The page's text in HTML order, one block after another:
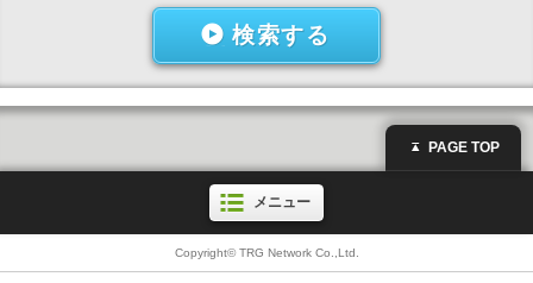
検索する
PAGE TOP
メニュー
Copyright© TRG Network Co.,Ltd.